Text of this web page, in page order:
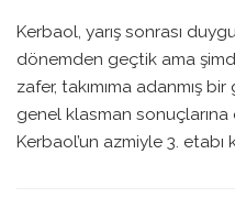
Kerbaol, yarış sonrası
dönemden geçtik ama
zafer, takımıma adanmış
genel klasman
Kerbaol’un azmiyle 3.